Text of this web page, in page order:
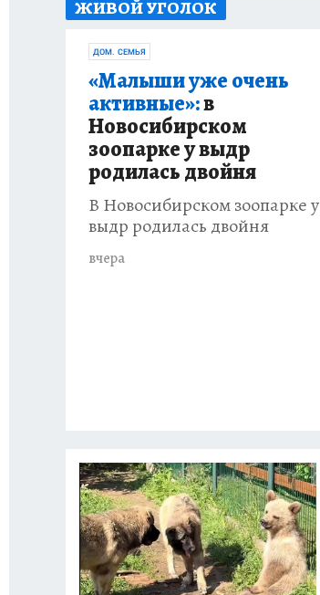
ИСПЫТАНО НА СЕБЕ
ЖИВОЙ УГОЛОК
ДОМ. СЕМЬЯ
«Малыши уже очень
активные»:в
Новосибирском
зоопарке у выдр
родилась двойня
В Новосибирском зоопарке у
выдр родилась двойня
вчера